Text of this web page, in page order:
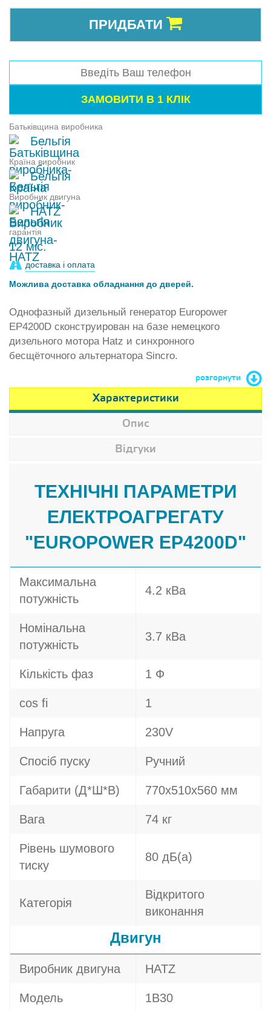
ПРИДБАТИ
Батьківщина виробника
Бельгія
Країна виробник
Бельгія
Виробник двигуна
HATZ
гарантія
12 міс.
доставка і оплата
Можлива доставка обладнання до дверей.
Однофазный дизельный генератор Europower
EP4200D сконструирован на базе немецкого
дизельного мотора Hatz и синхронного
бесщёточного альтернатора Sincro.
розгорнути
Характеристики
Опис
Відгуки
ТЕХНІЧНІ ПАРАМЕТРИ
ЕЛЕКТРОАГРЕГАТУ
"EUROPOWER EP4200D"
Максимальна
потужність
4.2 кВа
Номінальна
потужність
3.7 кВа
Кількість фаз 1 Ф
cos fi 1
Напруга 230V
Спосіб пуску Ручний
Габарити (Д*Ш*В) 770х510х560 мм
Вага 74 кг
Рівень шумового
тиску
80 дБ(а)
Категорія
Відкритого
виконання
Двигун
Виробник двигуна HATZ
Модель 1B30